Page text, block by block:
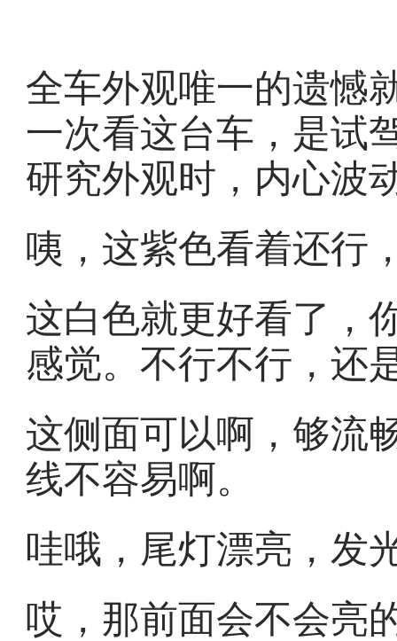
全车外观唯一的遗憾
一次看这台车，是试
研究外观时，内心波
咦，这紫色看着还行
这白色就更好看了，
感觉。不行不行，还
这侧面可以啊，够流
线不容易啊。
哇哦，尾灯漂亮，发
哎，那前面会不会亮